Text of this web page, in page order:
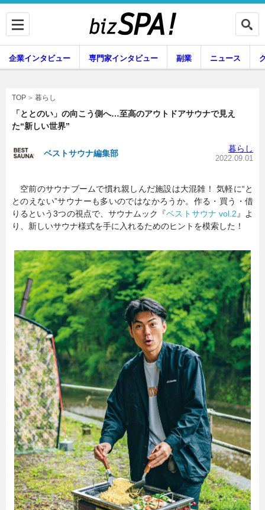
専門家インタビュー
副業 ニュース
暮らし エンタメ
連載一覧
企業インタビュー 専門家インタビュー 副業 ニュース
TOP 暮らし
「ととのい」の向こう側へ…至高のアウトドアサウナで見え
た“新しい世界”
ベストサウナ編集部 暮らし
2022.09.01
空前のサウナブームで慣れ親しんだ施設は大混雑！ 気軽に“と
とのえない”サウナーも多いのではなかろうか。作る・買う・借
りるという3つの視点で、サウナムック『ベストサウナ vol.2 』よ
り、新しいサウナ様式を手に入れるためのヒントを模索した！